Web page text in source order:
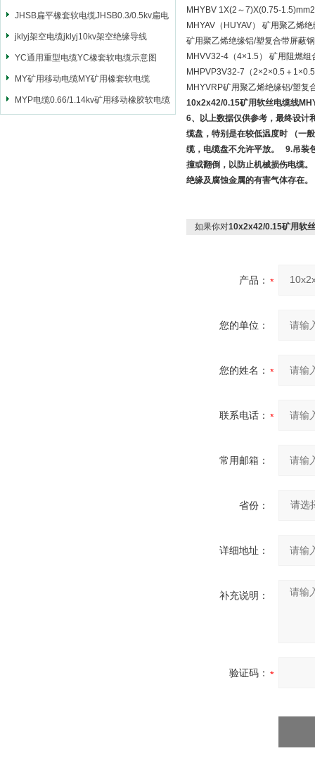
JHSB扁平橡套软电缆JHSB0.3/0.5kv扁电
缆
jklyj架空电缆jklyj10kv架空绝缘导线
YC通用重型电缆YC橡套软电缆示意图
MY矿用移动电缆MY矿用橡套软电缆
MYP电缆0.66/1.14kv矿用移动橡胶软电缆
MHYBV 1X(2～7)X(0.75-1.5)mm2
MHYAV（HUYAV） 矿用聚乙烯
矿用聚乙烯绝缘铝/塑复合带屏蔽
MHVV32-4（4×1.5） 矿用阻燃
MHPVP3V32-7（2×2×0.5＋
MHYVRP矿用聚乙烯绝缘铝/塑复
10x2x42/0.15矿用软丝电缆线
6、以上数据仅供参考，最终设计
缆盘，特别是在较低温度时 （一
缆，电缆盘不允许平放。 9.吊装
撞或翻倒，以防止机械损伤电缆
绝缘及腐蚀金属的有害气体存在
如果你对10x2x42/0.15矿用软
产品：
您的单位：
您的姓名：
联系电话：
常用邮箱：
省份：
详细地址：
补充说明：
验证码：